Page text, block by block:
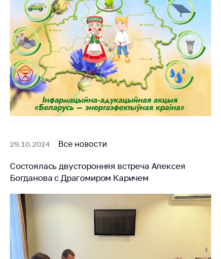
29.10.2024 Все новости
Состоялась двусторонняя встреча Алексея
Богданова с Драгомиром Каричем